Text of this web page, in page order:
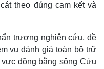
theo đúng cam kết và
trương nghiên cứu, đề
vụ đánh giá toàn bộ trữ
đồng bằng sông Cửu